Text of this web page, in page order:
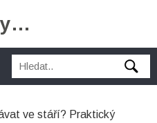
Péče o Zubní Hygienu
ve stáří? Praktický